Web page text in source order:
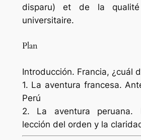
disparu) et de la
universitaire.
Plan
Introducción. Francia, ¿cuál
1. La aventura francesa.
Perú
2. La aventura peruana.
lección del orden y la